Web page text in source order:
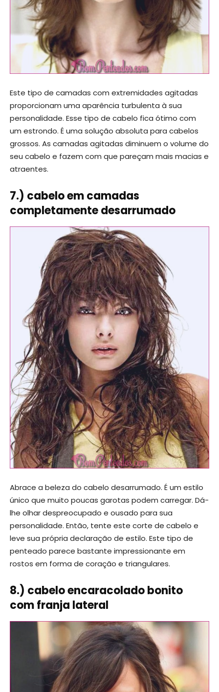
Este tipo de camadas com extremidades agitadas
proporcionam uma aparência turbulenta à sua
personalidade. Esse tipo de cabelo fica ótimo com
um estrondo. É uma solução absoluta para cabelos
grossos. As camadas agitadas diminuem o volume do
seu cabelo e fazem com que pareçam mais macias e
atraentes.
7.) cabelo em camadas
completamente desarrumado
Abrace a beleza do cabelo desarrumado. É um estilo
único que muito poucas garotas podem carregar. Dá-
lhe olhar despreocupado e ousado para sua
personalidade. Então, tente este corte de cabelo e
leve sua própria declaração de estilo. Este tipo de
penteado parece bastante impressionante em
rostos em forma de coração e triangulares.
8.) cabelo encaracolado bonito
com franja lateral